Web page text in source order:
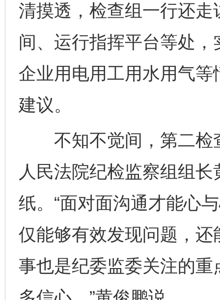
清摸透，检查组一行还
间、运行指挥平台等处
企业用电用工用水用气
建议。
不知不觉间，第二检
人民法院纪检监察组组
纸。“面对面沟通才能心
仅能够有效发现问题，还
事也是纪委监委关注的重